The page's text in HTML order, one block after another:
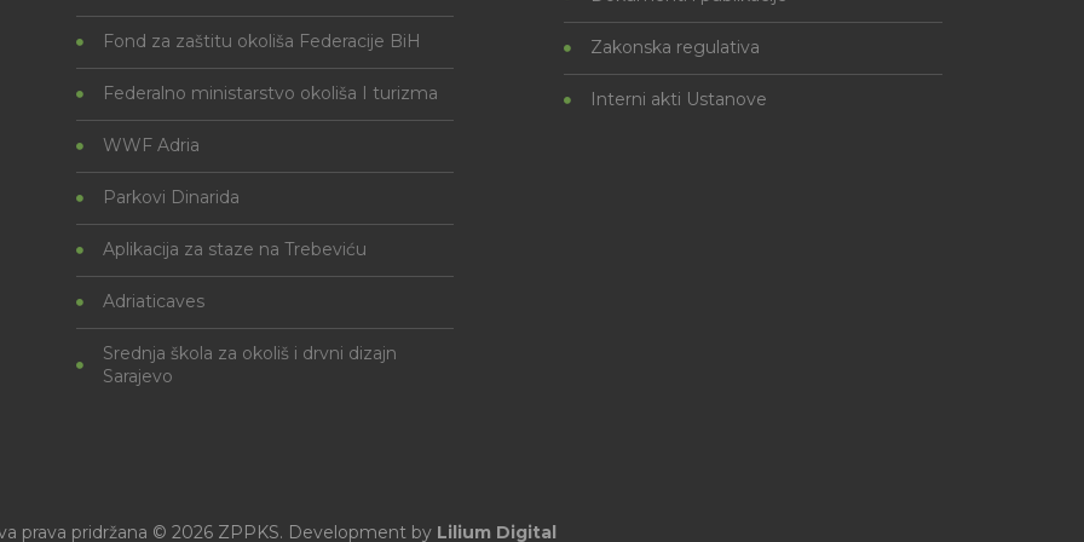
Fond za zaštitu okoliša Federacije BiH
Federalno ministarstvo okoliša I turizma
WWF Adria
Parkovi Dinarida
Aplikacija za staze na Trebeviću
Adriaticaves
Srednja škola za okoliš i drvni dizajn
Sarajevo
Zakonska regulativa
Interni akti Ustanove
prava pridržana © 2026 ZPPKS. Development byLilium Digital